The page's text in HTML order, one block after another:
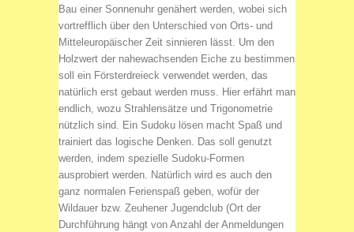
Bau einer Sonnenuhr genähert werden, wobei sich
vortrefflich über den Unterschied von Orts- und
Mitteleuropäischer Zeit sinnieren lässt. Um den
Holzwert der nahewachsenden Eiche zu bestimmen
soll ein Försterdreieck verwendet werden, das
natürlich erst gebaut werden muss. Hier erfährt man
endlich, wozu Strahlensätze und Trigonometrie
nützlich sind. Ein Sudoku lösen macht Spaß und
trainiert das logische Denken. Das soll genutzt
werden, indem spezielle Sudoku-Formen
ausprobiert werden. Natürlich wird es auch den
ganz normalen Ferienspaß geben, wofür der
Wildauer bzw. Zeuhener Jugendclub (Ort der
Durchführung hängt von Anzahl der Anmeldungen